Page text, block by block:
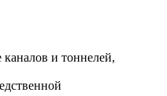
и тоннелей,